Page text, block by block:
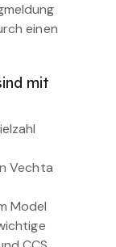
einen
mit
Vechta
Model